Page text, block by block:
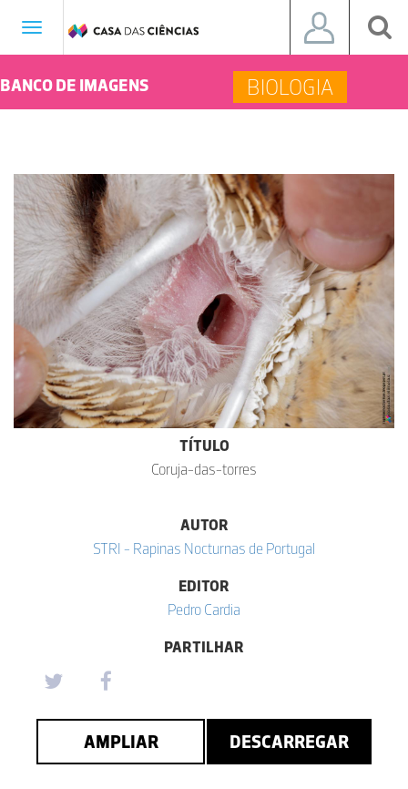
Toggle
BANCO DE IMAGENS BIOLOGIA
TÍTULO
Coruja-das-torres
AUTOR
STRI - Rapinas Nocturnas de Portugal
EDITOR
Pedro Cardia
PARTILHAR
AMPLIAR DESCARREGAR